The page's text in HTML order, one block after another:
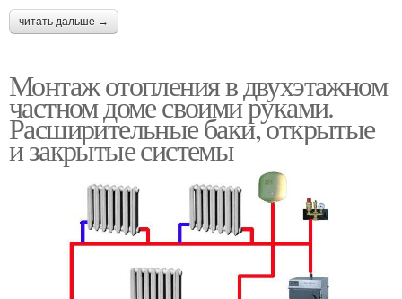
читать дальше →
Монтаж отопления в двухэтажном
частном доме своими руками.
Расширительные баки, открытые
и закрытые системы